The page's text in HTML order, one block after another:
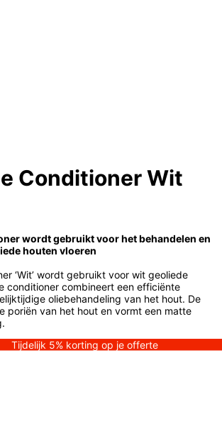
Conditioner Wit
wordt gebruikt voor het behandelen en
houten vloeren
‘Wit’ wordt gebruikt voor wit geoliede
conditioner combineert een efficiënte
oliebehandeling van het hout. De
poriën van het hout en vormt een matte
Tijdelijk 5% korting op je offerte